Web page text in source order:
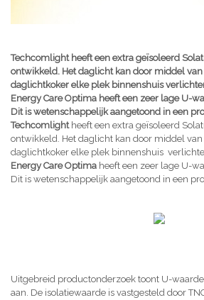
Techcomlight heeft een extra geïsoleerd
ontwikkeld. Het daglicht kan door middel van
daglichtkoker elke plek binnenshuis
Energy Care Optima heeft een zeer lage U-
Dit is wetenschappelijk aangetoond in een
Techcomlightheeft een extra geïsoleerd
ontwikkeld. Het daglicht kan door middel van
daglichtkoker elke plek binnenshuis
Energy Care Optima heeft een zeer lage U-
Dit is wetenschappelijk aangetoond in een
Uitgebreid productonderzoek toont U-
aan. De isolatiewaarde is vastgesteld door